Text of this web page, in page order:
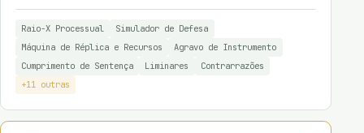
Raio-X Processual
Simulador de Defesa
Máquina de Réplica e Recursos
Agravo de Instrumento
Cumprimento de Sentença
Liminares
Contrarrazões
+11 outras